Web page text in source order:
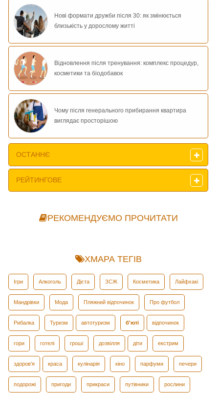
Нові формати дружби після 30: як змінюється
близькість у дорослому житті
Відновлення після тренування: комплекс процедур,
косметики та біодобавок
Чому після генерального прибирання квартира
виглядає просторішою
ОСТАННЄ
РЕЙТИНГОВЕ
РЕКОМЕНДУЄМО ПРОЧИТАТИ
ХМАРА ТЕГІВ
Ігри Алкоголь Дієта ЗСЖ Косметика Лайфхакі
Мандрівки Мода Пляжний відпочинок Про футбол
Рибалка Туризм автотуризм б'юті відпочинок
гори готелі гроші дозвілля діти екстрим
здоров'я краса кулінарія кіно парфуми печери
подорожі пригоди прикраси путівники рослини